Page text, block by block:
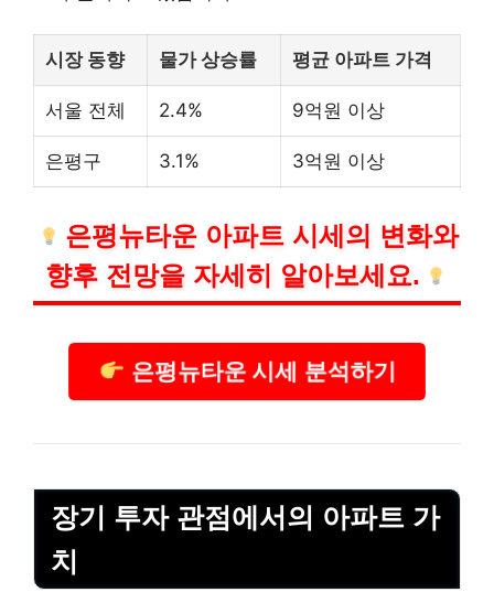
시장 동향 물가 상승률 평균 아파트 가격
서울 전체 2.4% 9억원 이상
은평구 3.1% 3억원 이상
은평뉴타운 아파트 시세의 변화와
향후 전망을 자세히 알아보세요.
은평뉴타운 시세 분석하기
장기 투자 관점에서의 아파트 가
치